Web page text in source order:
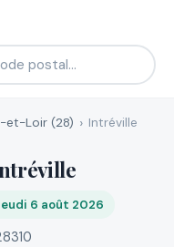
et-Loir (28) Intréville
6 août 2026